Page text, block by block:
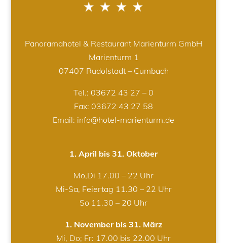
Panoramahotel & Restaurant Marienturm GmbH
Marienturm 1
07407 Rudolstadt – Cumbach
Tel.: 03672 43 27 – 0
Fax: 03672 43 27 58
Email: info@hotel-marienturm.de
1. April bis 31. Oktober
Mo,Di 17.00 – 22 Uhr
Mi-Sa, Feiertag 11.30 – 22 Uhr
So 11.30 – 20 Uhr
1. November bis 31. März
Mi, Do; Fr: 17.00 bis 22.00 Uhr